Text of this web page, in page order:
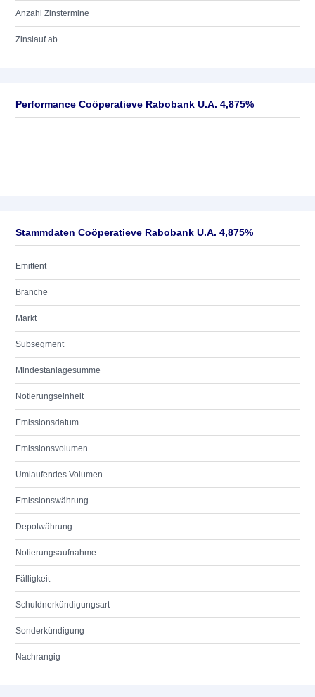
Anzahl Zinstermine
Zinslauf ab
Performance Coöperatieve Rabobank U.A. 4,875%
Stammdaten Coöperatieve Rabobank U.A. 4,875%
Emittent
Branche
Markt
Subsegment
Mindestanlagesumme
Notierungseinheit
Emissionsdatum
Emissionsvolumen
Umlaufendes Volumen
Emissionswährung
Depotwährung
Notierungsaufnahme
Fälligkeit
Schuldnerkündigungsart
Sonderkündigung
Nachrangig